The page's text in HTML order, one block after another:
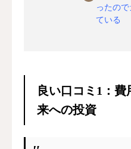
ったの
ている
良い口コミ1：
来への投資